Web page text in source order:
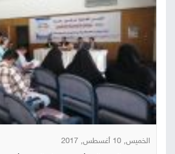
الخميس, 10 أغسطس, 2017